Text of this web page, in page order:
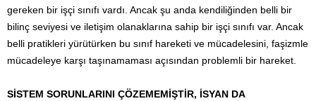
gereken bir işçi sınıfı vardı. Ancak şu anda kendiliğinden belli bir
bilinç seviyesi ve iletişim olanaklarına sahip bir işçi sınıfı var. Ancak
belli pratikleri yürütürken bu sınıf hareketi ve mücadelesini, faşizmle
mücadeleye karşı taşınamaması açısından problemli bir hareket.
SİSTEM SORUNLARINI ÇÖZEMEMİŞTİR, İSYAN DA